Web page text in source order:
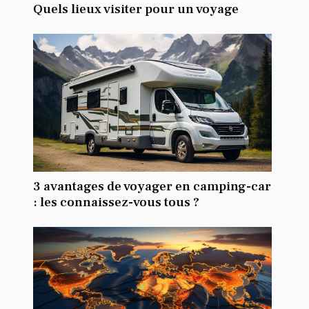
Quels lieux visiter pour un voyage
3 avantages de voyager en camping-car
: les connaissez-vous tous ?